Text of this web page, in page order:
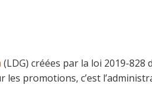
(LDG) créées par la loi 2019-828
promotions, c’est